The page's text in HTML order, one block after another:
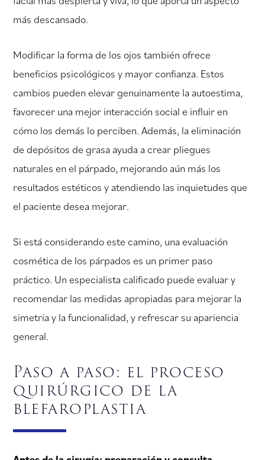
más descansado.
Modificar la forma de los ojos también ofrece
beneficios psicológicos y mayor confianza. Estos
cambios pueden elevar genuinamente la autoestima,
favorecer una mejor interacción social e influir en
cómo los demás lo perciben. Además, la eliminación
de depósitos de grasa ayuda a crear pliegues
naturales en el párpado, mejorando aún más los
resultados estéticos y atendiendo las inquietudes que
el paciente desea mejorar.
Si está considerando este camino, una evaluación
cosmética de los párpados es un primer paso
práctico. Un especialista calificado puede evaluar y
recomendar las medidas apropiadas para mejorar la
simetría y la funcionalidad, y refrescar su apariencia
general.
Paso a paso: el proceso
quirúrgico de la
blefaroplastia